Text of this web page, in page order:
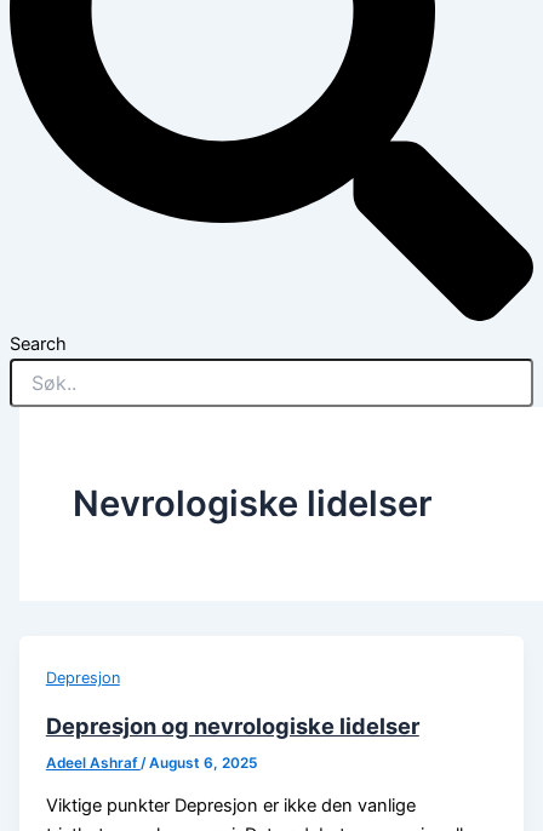
Search
Nevrologiske lidelser
Depresjon
Depresjon og nevrologiske lidelser
Adeel Ashraf /August 6, 2025
Viktige punkter Depresjon er ikke den vanlige